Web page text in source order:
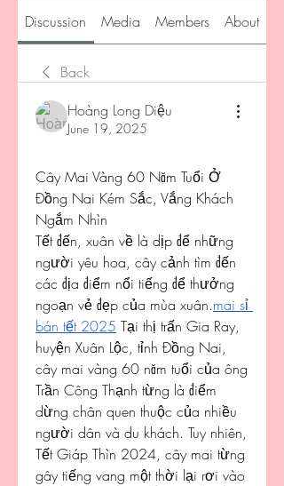
Discussion Media Members About
Back
Hoàng Long Diệu
June 19, 2025
Cây Mai Vàng 60 Năm Tuổi Ở
Đồng Nai Kém Sắc, Vắng Khách
Ngắm Nhìn
Tết đến, xuân về là dịp để những
người yêu hoa, cây cảnh tìm đến
các địa điểm nổi tiếng để thưởng
ngoạn vẻ đẹp của mùa xuân.mai sỉ
bán tết 2025 Tại thị trấn Gia Ray,
huyện Xuân Lộc, tỉnh Đồng Nai,
cây mai vàng 60 năm tuổi của ông
Trần Công Thạnh từng là điểm
dừng chân quen thuộc của nhiều
người dân và du khách. Tuy nhiên,
Tết Giáp Thìn 2024, cây mai từng
gây tiếng vang một thời lại rơi vào